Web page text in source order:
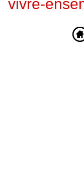
vivre-